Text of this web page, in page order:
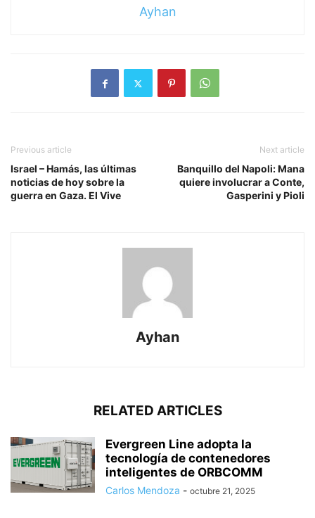
Ayhan
Previous article
Israel – Hamás, las últimas
noticias de hoy sobre la
guerra en Gaza. El Vive
Next article
Banquillo del Napoli: Mana
quiere involucrar a Conte,
Gasperini y Pioli
Ayhan
RELATED ARTICLES
Evergreen Line adopta la
tecnología de contenedores
inteligentes de ORBCOMM
Carlos Mendoza - octubre 21, 2025